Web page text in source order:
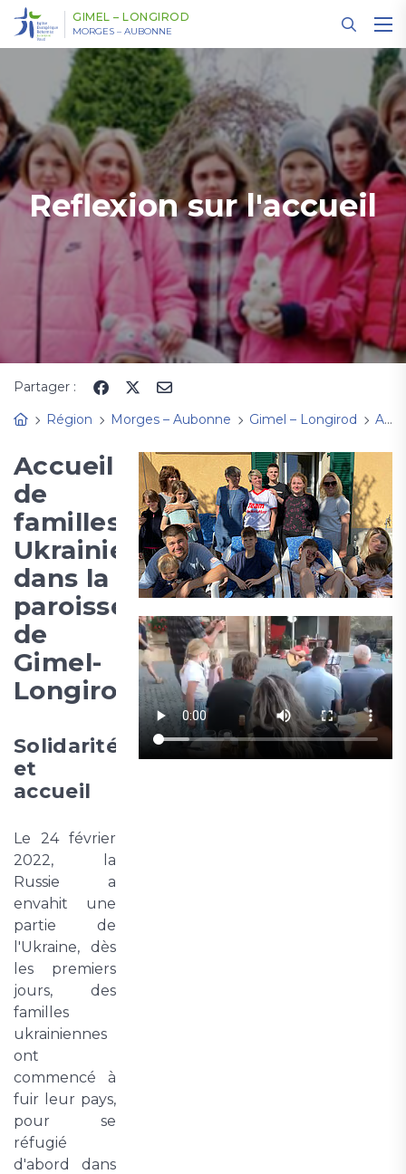
GIMEL – LONGIROD
MORGES – AUBONNE
Reflexion sur l'accueil
Partager :
Région
Morges – Aubonne Gimel – Longirod Activités
Accueil
de
familles
Ukrainiennes
dans la
paroisse
de
Gimel-
Longirod
Solidarité
et
accueil
Le 24 février
2022, la
Russie a
envahit une
partie de
l'Ukraine, dès
les premiers
jours, des
familles
ukrainiennes
ont
commencé à
fuir leur pays,
pour se
réfugié
d'abord dans
Panneau de gestion des cookies